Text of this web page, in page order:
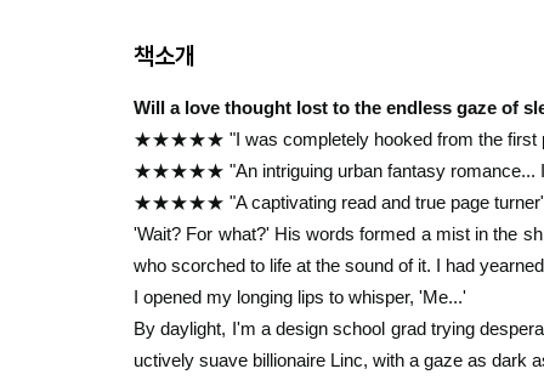
책소개
Will a love thought lost to the endless gaze of
★★★★★ "I was completely hooked from the first
★★★★★ "An intriguing urban fantasy romance... I
★★★★★ "A captivating read and true page
'Wait? For what?' His words formed a mist in the
who scorched to life at the sound of it. I had
I opened my longing lips to whisper, 'Me...'
By daylight, I'm a design school grad trying
uctively suave billionaire Linc, with a gaze as dark